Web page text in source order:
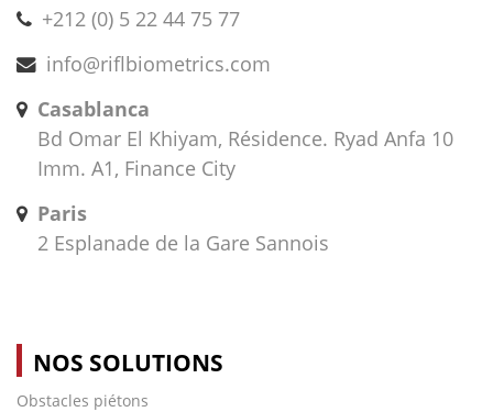
+212 (0) 5 22 44 75 77
info@riflbiometrics.com
Casablanca
Bd Omar El Khiyam, Résidence. Ryad Anfa 10
Imm. A1, Finance City
Paris
2 Esplanade de la Gare Sannois
NOS SOLUTIONS
Obstacles piétons